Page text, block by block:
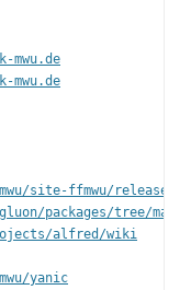
site-ffmwu/releases/
packages/tree/
alfred/wiki
yanic